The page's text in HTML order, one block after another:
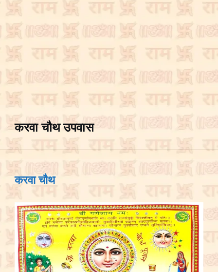
करवा चौथ उपवास
करवा चौथ